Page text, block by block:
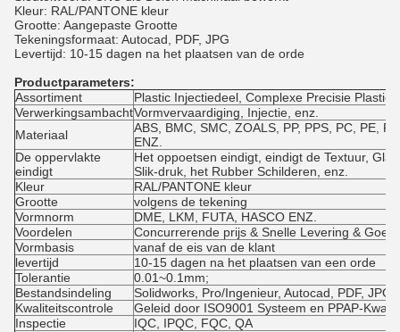
Kleur: RAL/PANTONE kleur
Grootte: Aangepaste Grootte
Tekeningsformaat: Autocad, PDF, JPG
Levertijd: 10-15 dagen na het plaatsen van de orde
Productparameters:
Assortiment
Plastic Injectiedeel, Complexe Precisie Plastic
VerwerkingsambachtVormvervaardiging, Injectie, enz.
Materiaal
ABS, BMC, SMC, ZOALS, PP, PPS, PC, PE,
ENZ.
De oppervlakte
eindigt
Het oppoetsen eindigt, eindigt de Textuur,
Slik-druk, het Rubber Schilderen, enz.
Kleur
RAL/PANTONE kleur
Grootte
volgens de tekening
Vormnorm
DME, LKM, FUTA, HASCO ENZ.
Voordelen
Concurrerende prijs & Snelle Levering &
Vormbasis
vanaf de eis van de klant
levertijd
10-15 dagen na het plaatsen van een orde
Tolerantie
0.01~0.1mm;
Bestandsindeling
Solidworks, Pro/Ingenieur, Autocad, PDF, JPG
Kwaliteitscontrole
Geleid door ISO9001 Systeem en PPAP-
Inspectie
IQC, IPQC, FQC, QA